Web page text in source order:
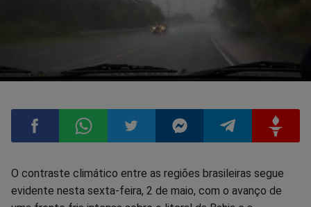
CompartilharCompartilharCompartilharCompartilharCompartilhar
O contraste climático entre as regiões brasileiras segue
evidente nesta sexta-feira, 2 de maio, com o avanço de